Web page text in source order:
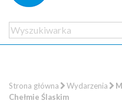
Strona główna Wydarzenia
Chełmie Ślaskim